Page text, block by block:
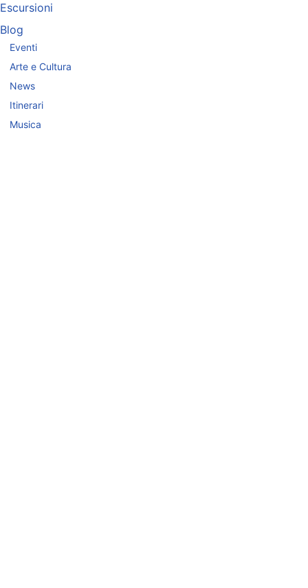
Escursioni
Blog
Eventi
Arte e Cultura
News
Itinerari
Musica